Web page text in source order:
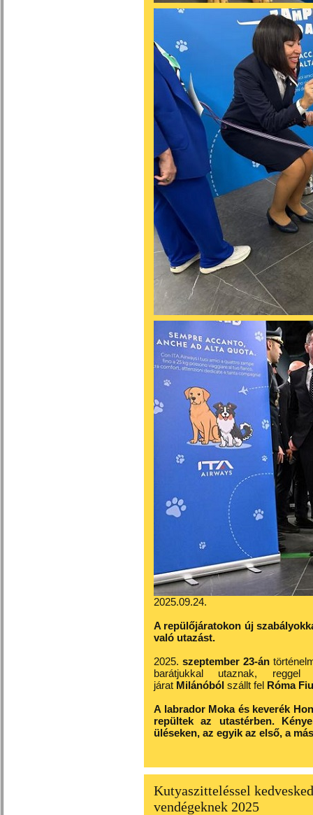
2025.09.24.
A repülőjáratokon új
való utazást.
2025. szeptember 23-án
barátjukkal utaznak,
járat Milánóból szállt fel Róma
A labrador Moka és keverék
repültek az utastérben.
üléseken, az egyik az első, a
Kutyaszitteléssel
vendégeknek 2025